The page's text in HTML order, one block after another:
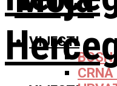
VIJESTI
CRNA